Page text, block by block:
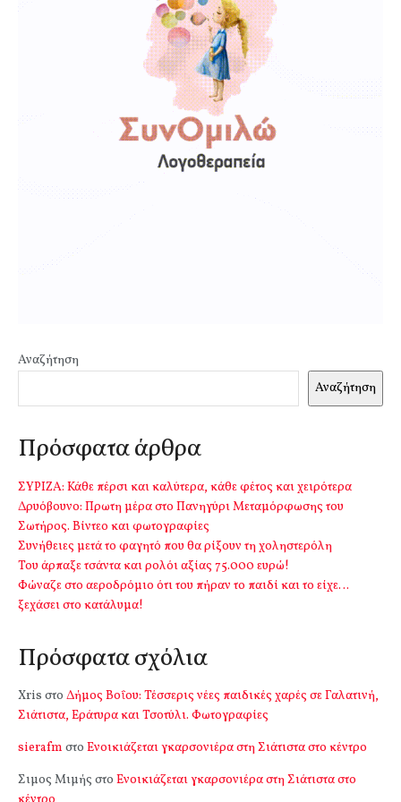
Αναζήτηση
Αναζήτηση
Πρόσφατα άρθρα
ΣΥΡΙΖΑ: Κάθε πέρσι και καλύτερα, κάθε φέτος και χειρότερα
Δρυόβουνο: Πρωτη μέρα στο Πανηγύρι Μεταμόρφωσης του
Σωτήρος. Βίντεο και φωτογραφίες
Συνήθειες μετά το φαγητό που θα ρίξουν τη χοληστερόλη
Του άρπαξε τσάντα και ρολόι αξίας 75.000 ευρώ!
Φώναζε στο αεροδρόμιο ότι του πήραν το παιδί και το είχε…
ξεχάσει στο κατάλυμα!
Πρόσφατα σχόλια
Xris στο Δήμος Βοΐου: Τέσσερις νέες παιδικές χαρές σε Γαλατινή,
Σιάτιστα, Εράτυρα και Τσοτύλι. Φωτογραφίες
sierafm στο Ενοικιάζεται γκαρσονιέρα στη Σιάτιστα στο κέντρο
Σιμος Μιμής στο Ενοικιάζεται γκαρσονιέρα στη Σιάτιστα στο